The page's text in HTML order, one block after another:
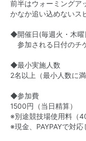
前半はウォーミングア
かなか追い込めないス
◆開催日(毎週火・木曜
参加される日付のチ
◆最小実施人数
2名以上（最小人数に
◆参加費
1500円（当日精算）
※別途競技場使用料（
※現金、PAYPAYで対応